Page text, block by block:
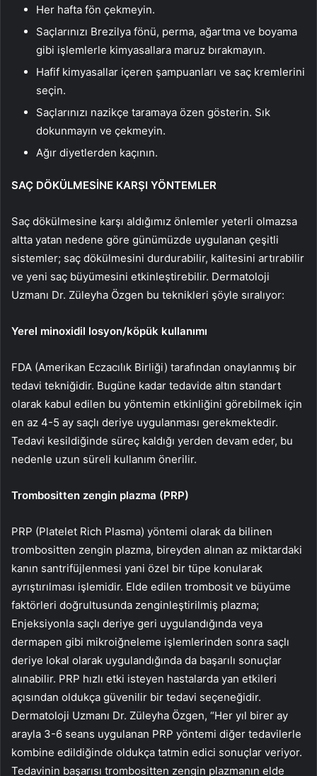
Her hafta fön çekmeyin.
Saçlarınızı Brezilya fönü, perma, ağartma ve boyama
gibi işlemlerle kimyasallara maruz bırakmayın.
Hafif kimyasallar içeren şampuanları ve saç kremlerini
seçin.
Saçlarınızı nazikçe taramaya özen gösterin. Sık
dokunmayın ve çekmeyin.
Ağır diyetlerden kaçının.
SAÇ DÖKÜLMESİNE KARŞI YÖNTEMLER
Saç dökülmesine karşı aldığımız önlemler yeterli olmazsa
altta yatan nedene göre günümüzde uygulanan çeşitli
sistemler; saç dökülmesini durdurabilir, kalitesini artırabilir
ve yeni saç büyümesini etkinleştirebilir. Dermatoloji
Uzmanı Dr. Züleyha Özgen bu teknikleri şöyle sıralıyor:
Yerel minoxidil losyon/köpük kullanımı
FDA (Amerikan Eczacılık Birliği) tarafından onaylanmış bir
tedavi tekniğidir. Bugüne kadar tedavide altın standart
olarak kabul edilen bu yöntemin etkinliğini görebilmek için
en az 4-5 ay saçlı deriye uygulanması gerekmektedir.
Tedavi kesildiğinde süreç kaldığı yerden devam eder, bu
nedenle uzun süreli kullanım önerilir.
Trombositten zengin plazma (PRP)
PRP (Platelet Rich Plasma) yöntemi olarak da bilinen
trombositten zengin plazma, bireyden alınan az miktardaki
kanın santrifüjlenmesi yani özel bir tüpe konularak
ayrıştırılması işlemidir. Elde edilen trombosit ve büyüme
faktörleri doğrultusunda zenginleştirilmiş plazma;
Enjeksiyonla saçlı deriye geri uygulandığında veya
dermapen gibi mikroiğneleme işlemlerinden sonra saçlı
deriye lokal olarak uygulandığında da başarılı sonuçlar
alınabilir. PRP hızlı etki isteyen hastalarda yan etkileri
açısından oldukça güvenilir bir tedavi seçeneğidir.
Dermatoloji Uzmanı Dr. Züleyha Özgen, “Her yıl birer ay
arayla 3-6 seans uygulanan PRP yöntemi diğer tedavilerle
kombine edildiğinde oldukça tatmin edici sonuçlar veriyor.
Tedavinin başarısı trombositten zengin plazmanın elde